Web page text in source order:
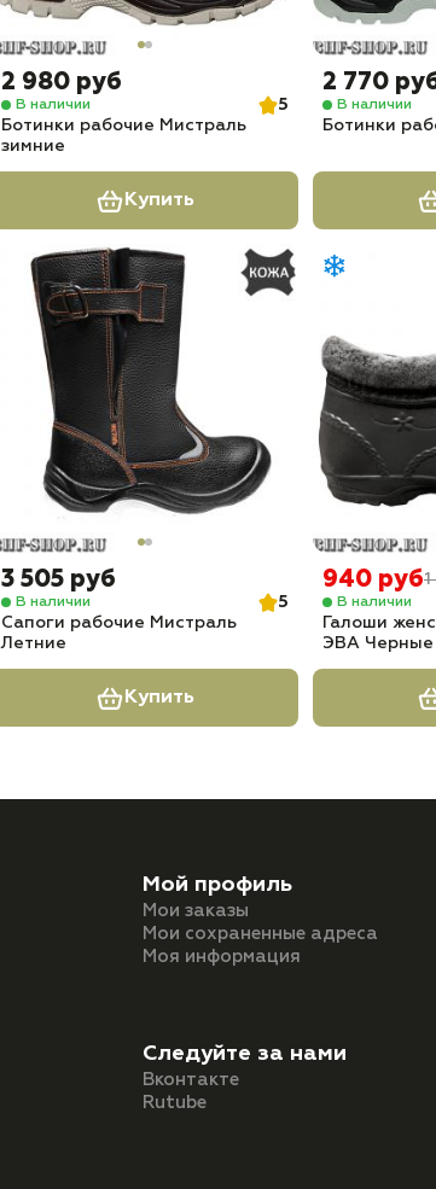
2 980 руб
В наличии
5
Ботинки рабочие Мистраль
зимние
Купить
2 770
В наличии
Ботинки
3 505 руб
В наличии
5
Сапоги рабочие Мистраль
Летние
Купить
940 руб
В наличии
Галоши
ЭВА Черные
Мой профиль
Мои заказы
Мои сохраненные адреса
Моя информация
Следуйте за нами
Вконтакте
Rutube